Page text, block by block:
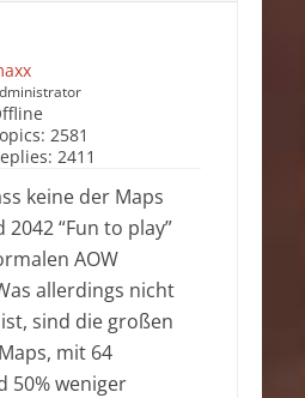
2581
2411
keine der Maps
“Fun to play”
AOW
allerdings nicht
sind die großen
mit 64
50% weniger